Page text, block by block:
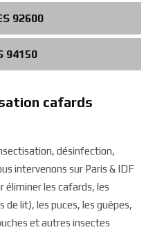
92600
94150
cafards
désinfection,
intervenons sur Paris & IDF
les cafards, les
de lit), les puces, les guêpes,
et autres insectes